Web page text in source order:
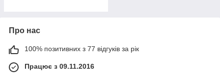
Про нас
100% позитивних з 77 відгуків за рік
Працює з 09.11.2016